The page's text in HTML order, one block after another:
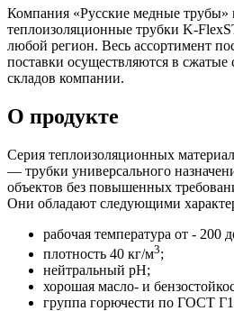
Компания «Русские медные трубы»
теплоизоляционные трубки K-
любой регион. Весь ассортимент
поставки осуществляются в сжатые
складов компании.
О продукте
Серия теплоизоляционных
— трубки универсального
объектов без повышенных
Они обладают следующими
рабочая температура от - 200
плотность 40 кг/м3;
нейтральный pH;
хорошая масло- и
группа горючести по ГОСТ